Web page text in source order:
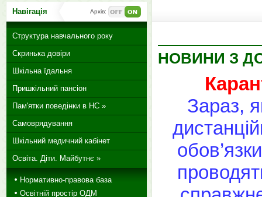
НОВИНИ З
Зараз,
Навігація Архів:
Структура навчального року
Скринька довіри
Шкільна їдальня
Пришкільний пансіон
Пам'ятки поведінки в НС »
Самоврядування
Шкільний медичний кабінет
Освіта. Діти. Майбутнє »
Нормативно-правова база
Освітній простір ОДМ